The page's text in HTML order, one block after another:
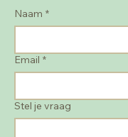
Naam *
Email *
Stel je vraag